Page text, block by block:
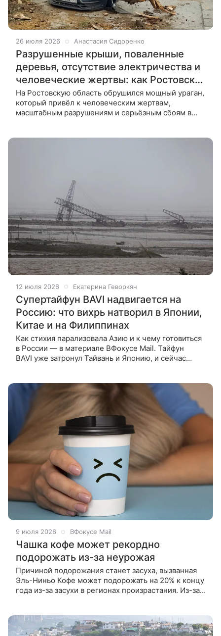
26 июля 2026 Анастасия Сидоренко
Разрушенные крыши, поваленные
деревья, отсутствие электричества и
человеческие жертвы: как Ростовская
область пережила «ураган века»
На Ростовскую область обрушился мощный ураган,
который привёл к человеческим жертвам,
масштабным разрушениям и серьёзным сбоям в
12 июля 2026 Екатерина Геворкян
Супертайфун BAVI надвигается на
Россию: что вихрь натворил в Японии,
Китае и на Филиппинах
Как стихия парализовала Азию и к чему готовиться
в России — в материале ВФокусе Mail. Тайфун
BAVI уже затронул Тайвань и Японию, и сейчас
9 июля 2026 ВФокусе Mail
Чашка кофе может рекордно
подорожать из-за неурожая
Причиной подорожания станет засуха, вызванная
Эль-Ниньо Кофе может подорожать на 20% к концу
года из-за засухи в регионах произрастания. Из-за